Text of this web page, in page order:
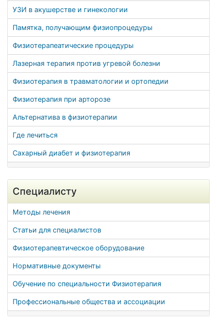
УЗИ в акушерстве и гинекологии
Памятка, получающим физиопроцедуры
Физиотерапеатические процедуры
Лазерная терапия против угревой болезни
Физиотерапия в травматологии и ортопедии
Физиотерапия при арторозе
Альтернатива в физиотерапии
Где лечиться
Сахарный диабет и физиотерапия
Специалисту
Методы лечения
Статьи для специалистов
Физиотерапевтическое оборудование
Нормативные документы
Обучение по специальности Физиотерапия
Профессиональные общества и ассоциации